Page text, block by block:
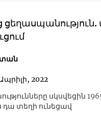
ցեղասպանություն.
2022
սկսվեցին
դա տեղի ունեցավ